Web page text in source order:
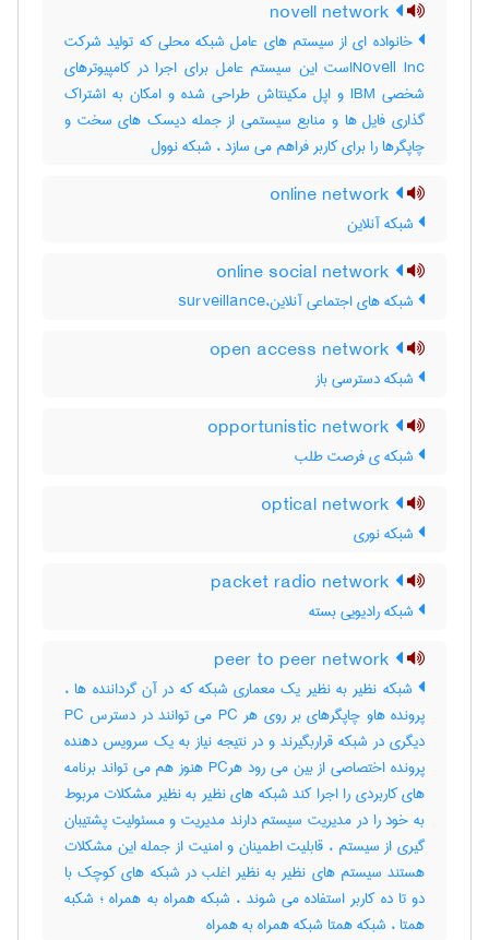
خانواده ای از سیستم های عامل شبکه محلی که تولید شرکت
Novell Incاست این سیستم عامل برای اجرا در کامپیوترهای
شخصی IBM و اپل مکینتاش طراحی شده و امکان به اشتراک
گذاری فایل ها و منابع سیستمی از جمله دیسک های سخت و
چاپگرها را برای کاربر فراهم می سازد ، شبکه نوول
شبکه آنلاین
شبکه های اجتماعی آنلاین،surveillance
شبکه دسترسی باز
شبکه ی فرصت طلب
شبکه نوری
شبکه رادیویی بسته
شبکه نظیر به نظیر یک معماری شبکه که در آن گرداننده ها ،
پرونده هاو چاپگرهای بر روی هر PC می توانند در دسترس PC
دیگری در شبکه قراربگیرند و در نتیجه نیاز به یک سرویس دهنده
پرونده اختصاصی از بین می رود هرPC هنوز هم می تواند برنامه
های کاربردی را اجرا کند شبکه های نظیر به نظیر مشکلات مربوط
به خود را در مدیریت سیستم دارند مدیریت و مسئولیت پشتیبان
گیری از سیستم ، قابلیت اطمینان و امنیت از جمله این مشکلات
هستند سیستم های نظیر به نظیر اغلب در شبکه های کوچک با
دو تا ده کاربر استفاده می شوند ، شبکه همراه به همراه ؛ شکبه
همتا ، شبکه همتا شبکه همراه به همراه